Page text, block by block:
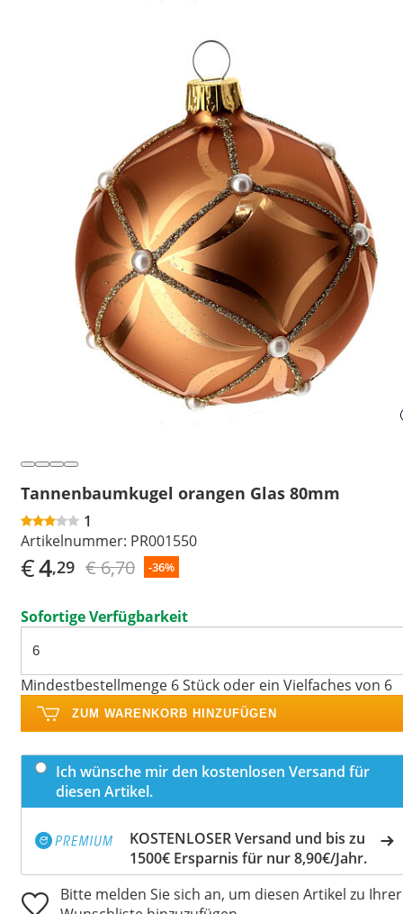
Tannenbaumkugel orangen Glas 80mm
1
Artikelnummer: PR001550
€4,29 € 6,70 -36%
Sofortige Verfügbarkeit
Mindestbestellmenge 6 Stück oder ein Vielfaches von 6
ZUM WARENKORB HINZUFÜGEN
Ich wünsche mir den kostenlosen Versand für
diesen Artikel.
KOSTENLOSER Versand und bis zu
1500€ Ersparnis für nur 8,90€/Jahr.
Bitte melden Sie sich an, um diesen Artikel zu Ihrer